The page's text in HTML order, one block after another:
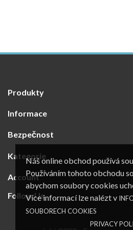
Náš online obchod používá
Používáním tohoto obchodu
abychom soubory cookies
Více informací lze nalézt v
SOUBORECH COOKIES
PRIVACY
Produkty
Informace
Bezpečnost
Kategorie
Account
Follow Us